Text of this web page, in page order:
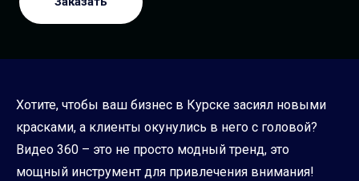
Хотите, чтобы ваш бизнес в Курске засиял новыми
красками, а клиенты окунулись в него с головой?
Видео 360 – это не просто модный тренд, это
мощный инструмент для привлечения внимания!